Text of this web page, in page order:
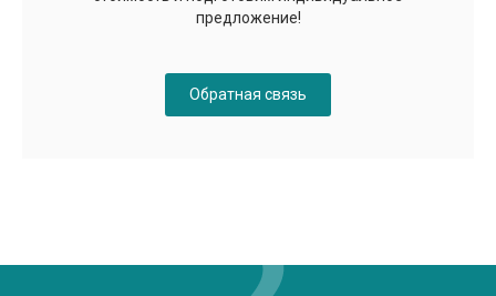
предложение!
Обратная связь